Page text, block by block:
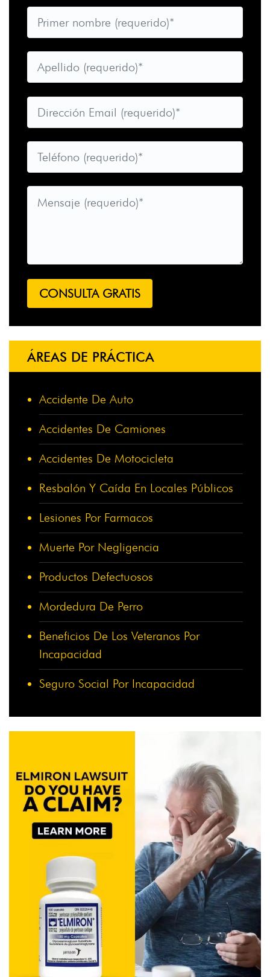
ÁREAS DE PRÁCTICA
Accidente De Auto
Accidentes De Camiones
Accidentes De Motocicleta
Resbalón Y Caída En Locales Públicos
Lesiones Por Farmacos
Muerte Por Negligencia
Productos Defectuosos
Mordedura De Perro
Beneficios De Los Veteranos Por
Incapacidad
Seguro Social Por Incapacidad